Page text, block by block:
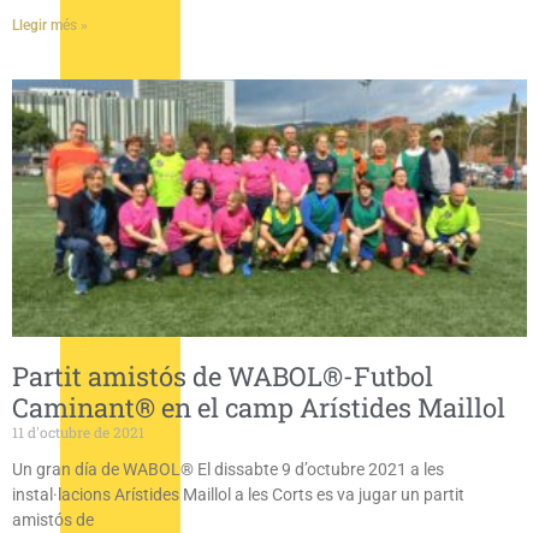
Llegir més »
Partit amistós de WABOL®-Futbol
Caminant® en el camp Arístides Maillol
11 d'octubre de 2021
Un gran día de WABOL® El dissabte 9 d’octubre 2021 a les
instal·lacions Arístides Maillol a les Corts es va jugar un partit
amistós de